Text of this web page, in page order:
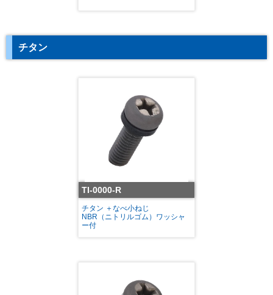
チタン
TI-0000-R
チタン ＋なべ小ねじ
NBR（ニトリルゴム）ワッシャ
ー付